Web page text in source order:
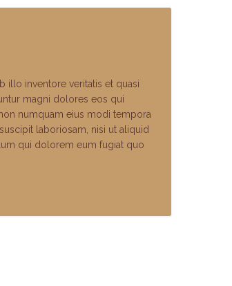
illo inventore veritatis et quasi
magni dolores eos qui
numquam eius modi tempora
laboriosam, nisi ut aliquid
qui dolorem eum fugiat quo